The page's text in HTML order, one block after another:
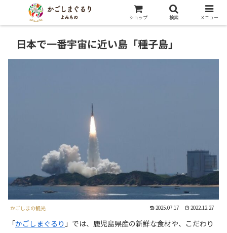
日本で一番宇宙に近い島「種子島」
かごしまの観光 2025.07.17 2022.12.27
「かごしまぐるり 」では、鹿児島県産の新鮮な食材や、こだわり
ショップ 検索 メニュー